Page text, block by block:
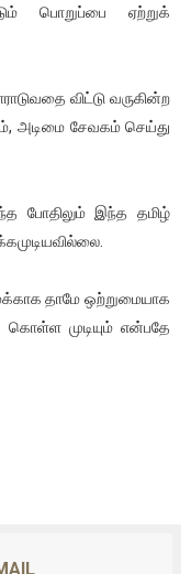
பொறுப்பை ஏற்றுக்
விட்டு வருகின்ற
அடிமை சேவகம் செய்து
போதிலும் இந்த தமிழ்
தாமே ஒற்றுமையாக
கொள்ள முடியும் என்பதே